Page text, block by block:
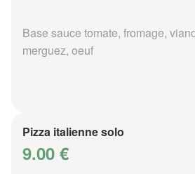
Base sauce tomate, fromage,
merguez, oeuf
Pizza italienne solo
9.00 €